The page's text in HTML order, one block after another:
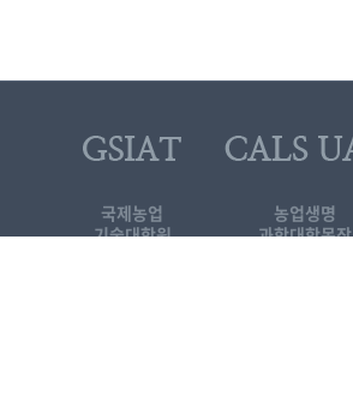
국제농업
기술대학원
농업생명
과학대학목장